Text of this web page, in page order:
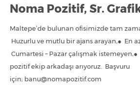
Noma Pozitif, Sr.
Maltepe’de bulunan ofisimizde tam
Huzurlu ve mutlu bir ajans arayan,● En
Cumartesi – Pazar çalışmak
pozitif ekip arkadaşı arıyoruz. Başvuru
için; banu@nomapozitif.com